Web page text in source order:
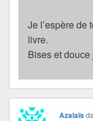
Je l’espère de
livre.
Bises et
Azalaïs